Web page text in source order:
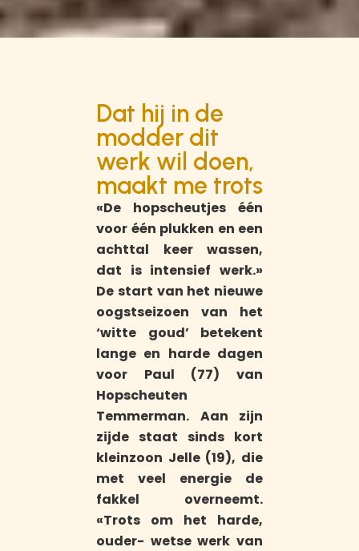
Dat hij in de
modder dit
werk wil doen,
maakt me trots
«De hopscheutjes één
voor één plukken en een
achttal keer wassen,
dat is intensief werk.»
De start van het nieuwe
oogstseizoen van het
‘witte goud’ betekent
lange en harde dagen
voor Paul (77) van
Hopscheuten
Temmerman. Aan zijn
zijde staat sinds kort
kleinzoon Jelle (19), die
met veel energie de
fakkel overneemt.
«Trots om het harde,
ouder- wetse werk van